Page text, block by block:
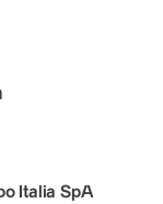
Italia SpA